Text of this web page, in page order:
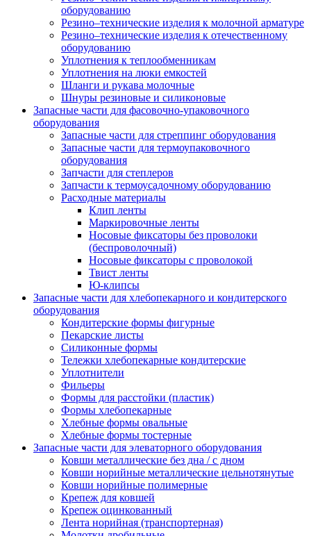
оборудованию
Резино–технические изделия к молочной арматуре
Резино–технические изделия к отечественному
оборудованию
Уплотнения к теплообменникам
Уплотнения на люки емкостей
Шланги и рукава молочные
Шнуры резиновые и силиконовые
Запасные части для фасовочно-упаковочного
оборудования
Запасные части для стреппинг оборудования
Запасные части для термоупаковочного
оборудования
Запчасти для степлеров
Запчасти к термоусадочному оборудованию
Расходные материалы
Клип ленты
Маркировочные ленты
Носовые фиксаторы без проволоки
(беспроволочный)
Носовые фиксаторы с проволокой
Твист ленты
Ю-клипсы
Запасные части для хлебопекарного и кондитерского
оборудования
Кондитерские формы фигурные
Пекарские листы
Силиконные формы
Тележки хлебопекарные кондитерские
Уплотнители
Фильеры
Формы для расстойки (пластик)
Формы хлебопекарные
Хлебные формы овальные
Хлебные формы тостерные
Запасные части для элеваторного оборудования
Ковши металлические без дна / с дном
Ковши норийные металлические цельнотянутые
Ковши норийные полимерные
Крепеж для ковшей
Крепеж оцинкованный
Лента норийная (транспортерная)